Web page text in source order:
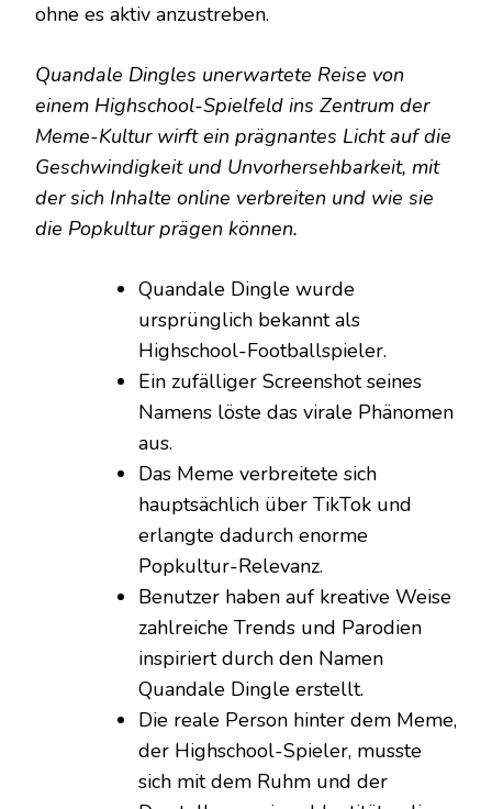
ohne es aktiv anzustreben.
Quandale Dingles unerwartete Reise von
einem Highschool-Spielfeld ins Zentrum der
Meme-Kultur wirft ein prägnantes Licht auf die
Geschwindigkeit und Unvorhersehbarkeit, mit
der sich Inhalte online verbreiten und wie sie
die Popkultur prägen können.
Quandale Dingle wurde
ursprünglich bekannt als
Highschool-Footballspieler.
Ein zufälliger Screenshot seines
Namens löste das virale Phänomen
aus.
Das Meme verbreitete sich
hauptsächlich über TikTok und
erlangte dadurch enorme
Popkultur-Relevanz.
Benutzer haben auf kreative Weise
zahlreiche Trends und Parodien
inspiriert durch den Namen
Quandale Dingle erstellt.
Die reale Person hinter dem Meme,
der Highschool-Spieler, musste
sich mit dem Ruhm und der